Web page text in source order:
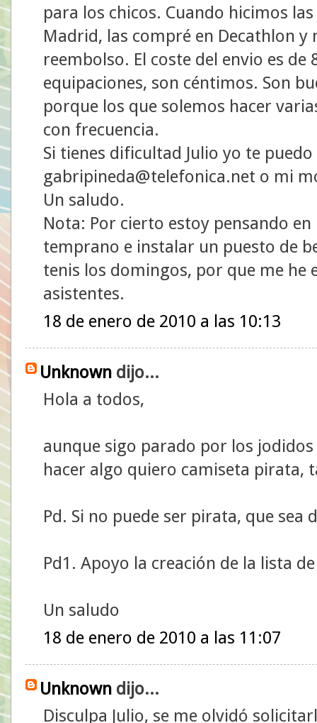
para los chicos. Cuando hicimos
Madrid, las compré en Decathlon
reembolso. El coste del envio es
equipaciones, son céntimos. Son
porque los que solemos hacer
con frecuencia.
Si tienes dificultad Julio yo te
gabripineda@telefonica.net o mi
Un saludo.
Nota: Por cierto estoy pensando
temprano e instalar un puesto de
tenis los domingos, por que me he
asistentes.
18 de enero de 2010 a las 10:13
Unknown dijo...
Hola a todos,
aunque sigo parado por los
hacer algo quiero camiseta pirata,
Pd. Si no puede ser pirata, que sea
Pd1. Apoyo la creación de la lista
Un saludo
18 de enero de 2010 a las 11:07
Unknown dijo...
Disculpa Julio, se me olvidó